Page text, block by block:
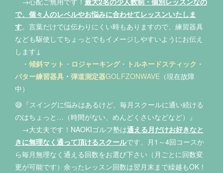
で、個々人のレベルやお悩みに合わせてレッスンいたしま
す。言葉だけでは伝わりにくい時もありますので、練習器具
なども駆使してちょっとでもイメージしやすいようにお伝え
します↓
・ 傾斜マット ・ ロジャーキング・ トルネードスティック ・
パター練習器具 ・ 弾道測定器GOLFZONWAVE （現在故障
中）
😅『スイングに悩みはあるけど、毎月スクールに通い続ける
のはちょっと…（時間がない、めんどくさいなどなど）』
→大丈夫です！NAOKIゴルフ塾は通える月だけお好きなと
きに無理なく通って頂けるスクールです。月1～4回コースか
ら毎月無理なく通える回数をお選び下さい（月ごとに回数変
更が可能です）余ったレッスン回数は翌月末まで繰越もOK！